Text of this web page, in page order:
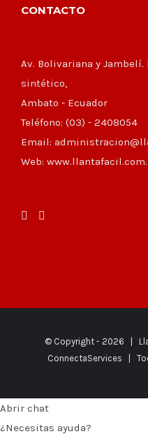
CONTACTO
Av. Bolivariana y
sintético,
Ambato - Ecuador
Teléfono: (03) - 2408054
Email:
Web:
© Copyright - 2026 |
ConnectaServices |
Abrir chat
¿Necesitas ayuda?